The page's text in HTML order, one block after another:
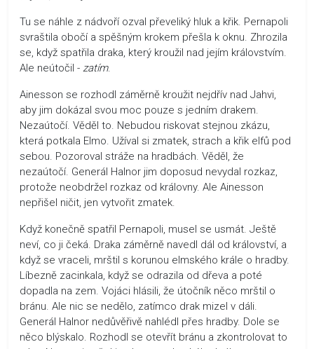
Tu se náhle z nádvoří ozval převeliký hluk a křik. Pernapoli
svraštila obočí a spěšným krokem přešla k oknu. Zhrozila
se, když spatřila draka, který kroužil nad jejím královstvím.
Ale neútočil - zatím.
Ainesson se rozhodl záměrně kroužit nejdřív nad Jahvi,
aby jim dokázal svou moc pouze s jedním drakem.
Nezaútočí. Věděl to. Nebudou riskovat stejnou zkázu,
která potkala Elmo. Užíval si zmatek, strach a křik elfů pod
sebou. Pozoroval stráže na hradbách. Věděl, že
nezaútočí. Generál Halnor jim doposud nevydal rozkaz,
protože neobdržel rozkaz od královny. Ale Ainesson
nepřišel ničit, jen vytvořit zmatek.
Když konečně spatřil Pernapoli, musel se usmát. Ještě
neví, co ji čeká. Draka záměrně navedl dál od království, a
když se vraceli, mrštil s korunou elmského krále o hradby.
Líbezně zacinkala, když se odrazila od dřeva a poté
dopadla na zem. Vojáci hlásili, že útočník něco mrštil o
bránu. Ale nic se nedělo, zatímco drak mizel v dáli.
Generál Halnor nedůvěřivě nahlédl přes hradby. Dole se
něco blýskalo. Rozhodl se otevřít bránu a zkontrolovat to